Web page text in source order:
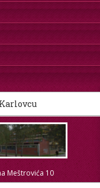
Meštrovića 10